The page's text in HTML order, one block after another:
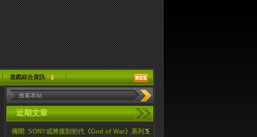
遊戲綜合資訊
近期文章
傳聞: SONY或將復刻初代《God of War》系列三